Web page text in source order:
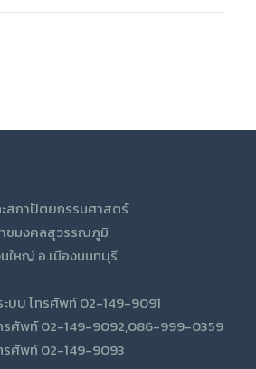
สถาปัตยกรรมศาสตร์
าชมงคลสุวรรณภูมิ
ใหญ์ อ.เมืองนนทบุรี
บบ โทรศัพท์ 02-149-9091
ทรศัพท์ 02-149-9092,086-999-0359
ศัพท์ 02-149-9093